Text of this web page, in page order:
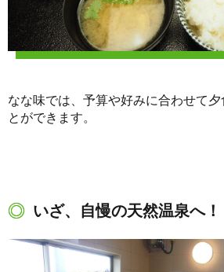
なな味では、予算や好みに合わせて
とができます。
いざ、自慢の天然温泉へ！